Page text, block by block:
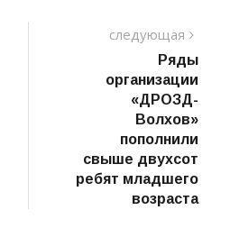
следующая
пост
Ряды
организации
«ДРОЗД-
Волхов»
пополнили
свыше двухсот
ребят младшего
возраста